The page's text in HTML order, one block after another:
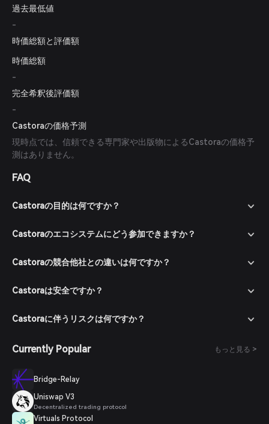
過去最低値
-
時価総額と評価額
時価総額
-
完全希釈後評価額
-
Castoraの価格予測
現時点では、信頼できる専門家や出版物によるCastoraの価格予
測はありません。
FAQ
Castoraの目的は何ですか？
Castoraのエコシステムにどう参加できますか？
Castoraの競合他社との違いは何ですか？
Castoraは安全ですか？
Castoraに伴うリスクは何ですか？
Currently Popular もっと見る >
Bridge-Relay
Uniswap V3
Decentralized trading protocol
Virtuals Protocol